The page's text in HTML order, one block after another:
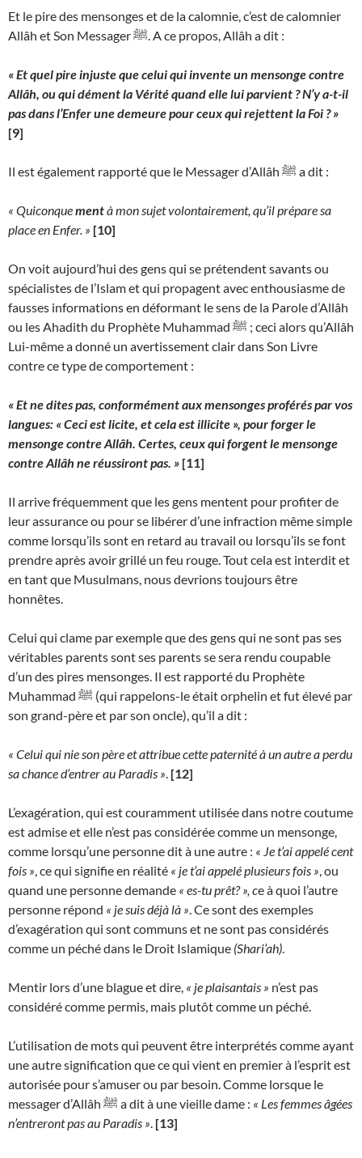
Et le pire des mensonges et de la calomnie, c’est de calomnier
Allâh et Son Messager ﷺ. A ce propos, Allâh a dit :
« Et quel pire injuste que celui qui invente un mensonge contre
Allâh, ou qui dément la Vérité quand elle lui parvient ? N’y a-t-il
pas dans l’Enfer une demeure pour ceux qui rejettent la Foi ? »
[9]
Il est également rapporté que le Messager d’Allâh ﷺ a dit :
« Quiconquementà mon sujet volontairement, qu’il prépare sa
place en Enfer. » [10]
On voit aujourd’hui des gens qui se prétendent savants ou
spécialistes de l’Islam et qui propagent avec enthousiasme de
fausses informations en déformant le sens de la Parole d’Allâh
ou les Ahadith du Prophète Muhammad ﷺ ; ceci alors qu’Allâh
Lui-même a donné un avertissement clair dans Son Livre
contre ce type de comportement :
« Et ne dites pas, conformément aux mensonges proférés par vos
langues: « Ceci est licite, et cela est illicite », pour forger le
mensonge contre Allâh. Certes, ceux qui forgent le mensonge
contre Allâh ne réussiront pas. » [11]
Il arrive fréquemment que les gens mentent pour profiter de
leur assurance ou pour se libérer d’une infraction même simple
comme lorsqu’ils sont en retard au travail ou lorsqu’ils se font
prendre après avoir grillé un feu rouge. Tout cela est interdit et
en tant que Musulmans, nous devrions toujours être
honnêtes.
Celui qui clame par exemple que des gens qui ne sont pas ses
véritables parents sont ses parents se sera rendu coupable
d’un des pires mensonges. Il est rapporté du Prophète
Muhammad ﷺ (qui rappelons-le était orphelin et fut élevé par
son grand-père et par son oncle), qu’il a dit :
« Celui qui nie son père et attribue cette paternité à un autre a perdu
sa chance d’entrer au Paradis ». [12]
L’exagération, qui est couramment utilisée dans notre coutume
est admise et elle n’est pas considérée comme un mensonge,
comme lorsqu’une personne dit à une autre : « Je t’ai appelé cent
fois », ce qui signifie en réalité « je t’ai appelé plusieurs fois », ou
quand une personne demande « es-tu prêt? », ce à quoi l’autre
personne répond « je suis déjà là ». Ce sont des exemples
d’exagération qui sont communs et ne sont pas considérés
comme un péché dans le Droit Islamique (Shari’ah).
Mentir lors d’une blague et dire, « je plaisantais » n’est pas
considéré comme permis, mais plutôt comme un péché.
L’utilisation de mots qui peuvent être interprétés comme ayant
une autre signification que ce qui vient en premier à l’esprit est
autorisée pour s’amuser ou par besoin. Comme lorsque le
messager d’Allâh ﷺ a dit à une vieille dame : « Les femmes âgées
n’entreront pas au Paradis ». [13]